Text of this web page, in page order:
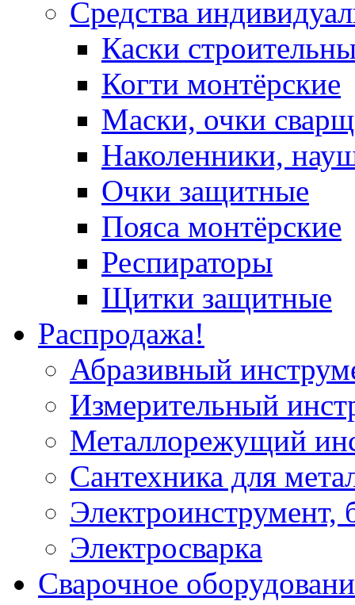
Средства
Каски
Когти монтёрские
Маски, очки
Наколенники,
Очки защитные
Пояса монтёрские
Респираторы
Щитки защитные
Распродажа!
Абразивный
Измерительный
Металлорежущий
Сантехника для
Электроинструмент,
Электросварка
Сварочное